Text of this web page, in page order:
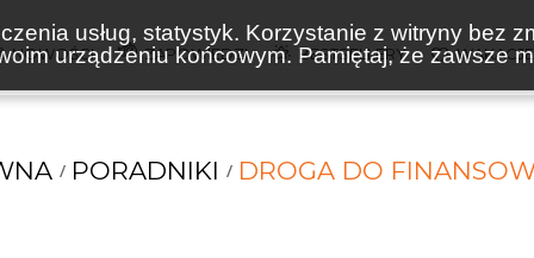
usług, statystyk. Korzystanie z witryny bez
urządzeniu końcowym. Pamiętaj, że zawsze
NOWOŚCI ZAPOWIEDZI BESTSELLERY WAKACJE
PORADNIKI DROGA DO